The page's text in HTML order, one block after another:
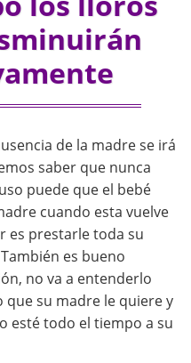
de la madre se irá
saber que nunca
puede que el bebé
cuando esta vuelve
es prestarle toda su
es bueno
no va a entenderlo
su madre le quiere y
esté todo el tiempo a su